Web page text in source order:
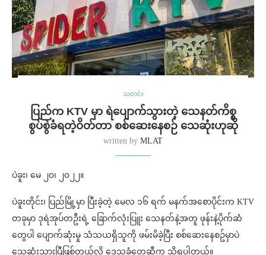
သတင်း
ပြည်က KTV မှာ ရဲပျောက်သွားတဲ့ သေနတ်ကိစ္စ
စွပ်စွဲခံရတဲ့ဝိတ်တာ စစ်ဆေးနေစဉ် သေဆုံးဟုဆို
written by MLAT
ပဲခူး၊ မေ ၂၀၊ ၂၀၂၂။
ပဲခူးတိုင်း၊ ပြည်မြို့မှာ ပြီးခဲ့တဲ့ မေလ ၁၆ ရက် မနက်အစောပိုင်းက KTV
တခုမှာ ဒုရဲအုပ်တဦးရဲ့ ခြောက်လုံးပြူး သေနတ်နဲ့အတူ ဖုန်းနဲ့ပိုက်ဆံ
တွေပါ ပျောက်ဆုံးမှု သံသယရှိသူကို ဖမ်းမိခဲ့ပြီး စစ်ဆေးနေစဥ်မှာပဲ
သေဆုံးသွားပြီဖြစ်တယ်လို့ ဒေသခံတွေဆီက သိရပါတယ်။